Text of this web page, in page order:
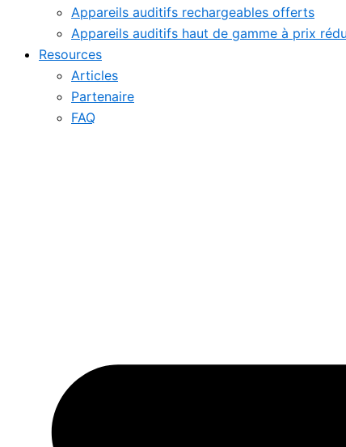
Appareils auditifs rechargeables offerts
Appareils auditifs haut de gamme à prix
Resources
Articles
Partenaire
FAQ